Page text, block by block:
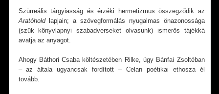
Szürreális tárgyiasság és érzéki hermetizmus összegződik az
Aratóholdlapjain; a szövegformálás nyugalmas önazonossága
(szűk könyvlapnyi szabadverseket olvasunk) ismerős tájékká
avatja az anyagot.
Ahogy Báthori Csaba költészetében Rilke, úgy Bánfai Zsoltéban
– az általa ugyancsak fordított – Celan poétikai ethosza él
tovább.